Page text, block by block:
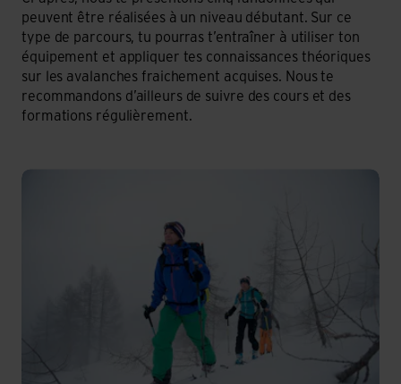
peuvent être réalisées à un niveau débutant. Sur ce
type de parcours, tu pourras t’entraîner à utiliser ton
équipement et appliquer tes connaissances théoriques
sur les avalanches fraichement acquises. Nous te
recommandons d’ailleurs de suivre des cours et des
formations régulièrement.